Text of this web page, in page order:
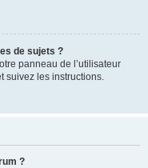
de sujets ?
panneau de l’utilisateur
suivez les instructions.
?